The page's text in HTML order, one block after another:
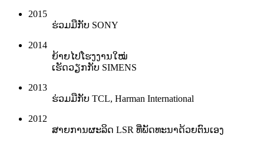
2015
ຮ່ວມມືກັບ SONY
2014
ຍ້າຍໄປໂຮງງານໃໝ່
ເຮັດວຽກກັບ SIMENS
2013
ຮ່ວມມືກັບ TCL, Harman International
2012
ສາຍການຜະລິດ LSR ທີ່ພັດທະນາດ້ວຍຕົນເອງ